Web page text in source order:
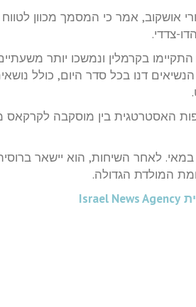
אושקוב, אמר כי המסמך מכוון
צדדי.
בקרמלין ונמשכו יותר
דנו בכל סדר היום, כולל
האסטרטגית בין מוסקבה לקרקאס
מדורו הגיע למוסקבה ב-7 במאי. לאחר השיחות, הוא
Israel News Agency